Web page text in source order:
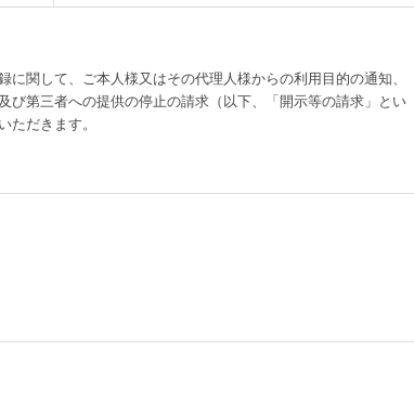
関して、ご本人様又はその代理人様からの利用目的の通知、
び第三者への提供の停止の請求（以下、「開示等の請求」とい
ただきます。